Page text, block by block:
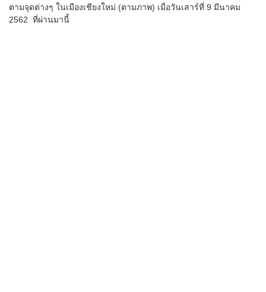
ตามจุดต่างๆ ในเมืองเชียงใหม่ (ตามภาพ) เมื่อวันเสาร์ที่ 9 มีนาคม
2562 ที่ผ่านมานี้